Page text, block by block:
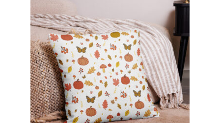
Impressum
Mein Konto
Richtlinie für Rückerstattungen und Rückgaben
Über Wohlzeit